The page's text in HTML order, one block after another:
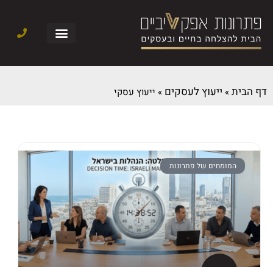
דף הבית» ייעוץ לעסקים » ייעוץ עסקי
המומחים של פתרונות